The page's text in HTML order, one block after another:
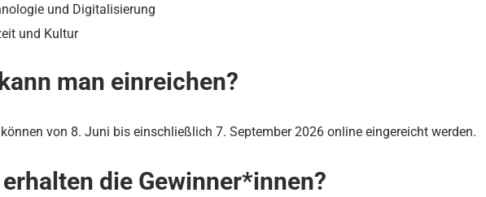
und Digitalisierung
und Kultur
man einreichen?
von 8. Juni bis einschließlich 7. September 2026 online eingereicht werden.
erhalten die Gewinner*innen?